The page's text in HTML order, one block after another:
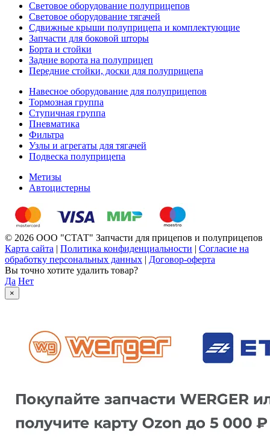
Световое оборудование полуприцепов
Световое оборудование тягачей
Сдвижные крыши полуприцепа и комплектующие
Запчасти для боковой шторы
Борта и стойки
Задние ворота на полуприцеп
Передние стойки, доски для полуприцепа
Навесное оборудование для полуприцепов
Тормозная группа
Ступичная группа
Пневматика
Фильтра
Узлы и агрегаты для тягачей
Подвеска полуприцепа
Метизы
Автоцистерны
© 2026 ООО "СТАТ" Запчасти для прицепов и полуприцепов
Карта сайта | Политика конфиденциальности | Согласие на
обработку персональных данных | Договор-оферта
Вы точно хотите удалить товар?
Да Нет
×